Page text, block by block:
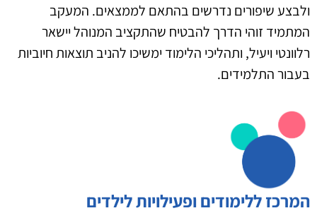
ולבצע שיפורים נדרשים בהתאם לממצאים. המעקב
המתמיד זוהי הדרך להבטיח שהתקציב המנוהל יישאר
רלוונטי ויעיל, ותהליכי הלימוד ימשיכו להניב תוצאות חיוביות
בעבור התלמידים.
המרכז ללימודים ופעילויות לילדים